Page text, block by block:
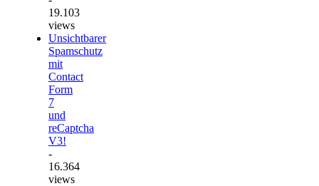
19.103
views
Unsichtbarer
Spamschutz
mit
Contact
Form
7
und
reCaptcha
V3!
-
16.364
views